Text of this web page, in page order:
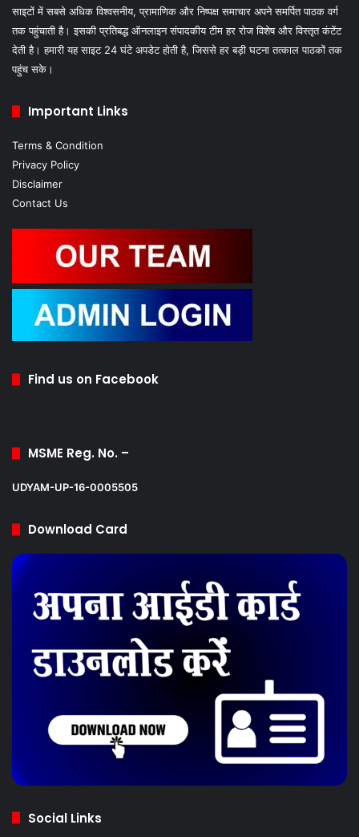
साइटों में सबसे अधिक विश्वसनीय, प्रामाणिक और निष्पक्ष समाचार अपने समर्पित पाठक वर्ग
तक पहुंचाती है। इसकी प्रतिबद्ध ऑनलाइन संपादकीय टीम हर रोज विशेष और विस्तृत कंटेंट
देती है। हमारी यह साइट 24 घंटे अपडेट होती है, जिससे हर बड़ी घटना तत्काल पाठकों तक
पहुंच सके।
Important Links
Terms & Condition
Privacy Policy
Disclaimer
Contact Us
Find us on Facebook
MSME Reg. No. –
UDYAM-UP-16-0005505
Download Card
Social Links